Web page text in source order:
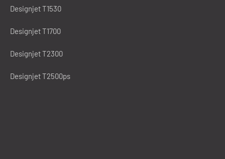
Designjet T1530
Designjet T1700
Designjet T2300
Designjet T2500ps